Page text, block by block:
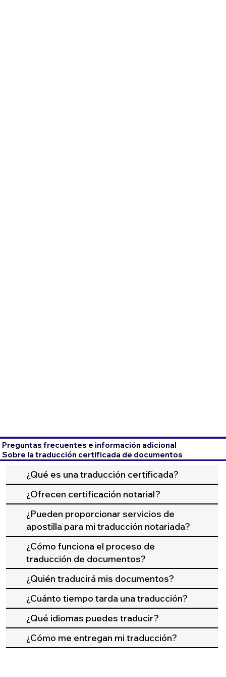
Preguntas frecuentes e información adicional
Sobre la traducción certificada de documentos
¿Qué es una traducción certificada?
¿Ofrecen certificación notarial?
¿Pueden proporcionar servicios de
apostilla para mi traducción notariada?
¿Cómo funciona el proceso de
traducción de documentos?
¿Quién traducirá mis documentos?
¿Cuánto tiempo tarda una traducción?
¿Qué idiomas puedes traducir?
¿Cómo me entregan mi traducción?